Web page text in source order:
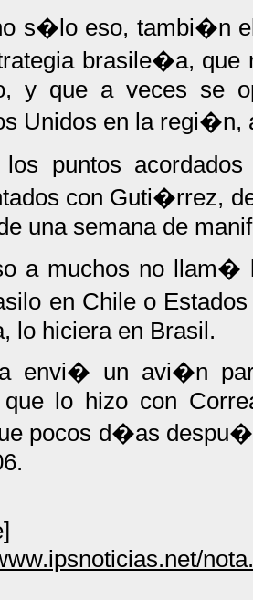
s�lo eso, tambi�n
brasile�a,
y que a veces se
Unidos en la regi�n,
los puntos
con Guti�rrez,
una semana de
a muchos no
en Chile o
lo hiciera en Brasil.
envi� un avi�n
lo hizo con
pocos d�as